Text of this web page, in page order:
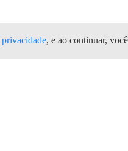
, e ao continuar,